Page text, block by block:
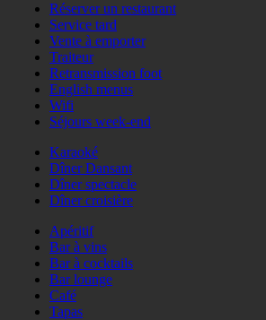
Réserver un restaurant
Service tard
Vente à emporter
Traiteur
Retransmission foot
English menus
Wifi
Séjours week-end
Karaoké
Dîner Dansant
Dîner spectacle
Dîner croisière
Apéritif
Bar à vins
Bar à cocktails
Bar lounge
Café
Tapas